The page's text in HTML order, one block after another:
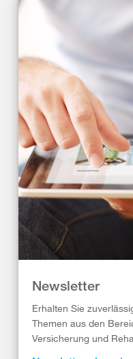
Newsletter
Erhalten Sie
Themen aus den
Versicherung und